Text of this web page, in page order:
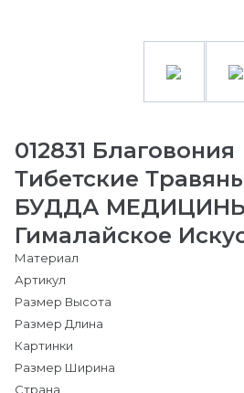
012831 Благовония
Тибетские
БУДДА
Гималайское
Материал
Артикул
Размер Высота
Размер Длина
Картинки
Размер Ширина
Страна